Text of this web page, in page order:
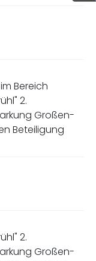
Bereich
2.
Großen-
Beteiligung
2.
Großen-